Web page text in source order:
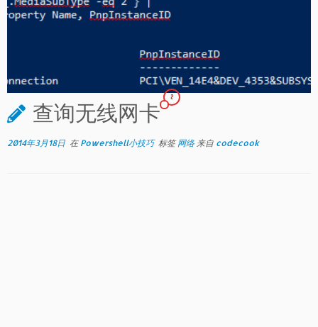
查询无线网卡
2
2014年3月18日 在 Powershell小技巧 标签网络 来自 codecook